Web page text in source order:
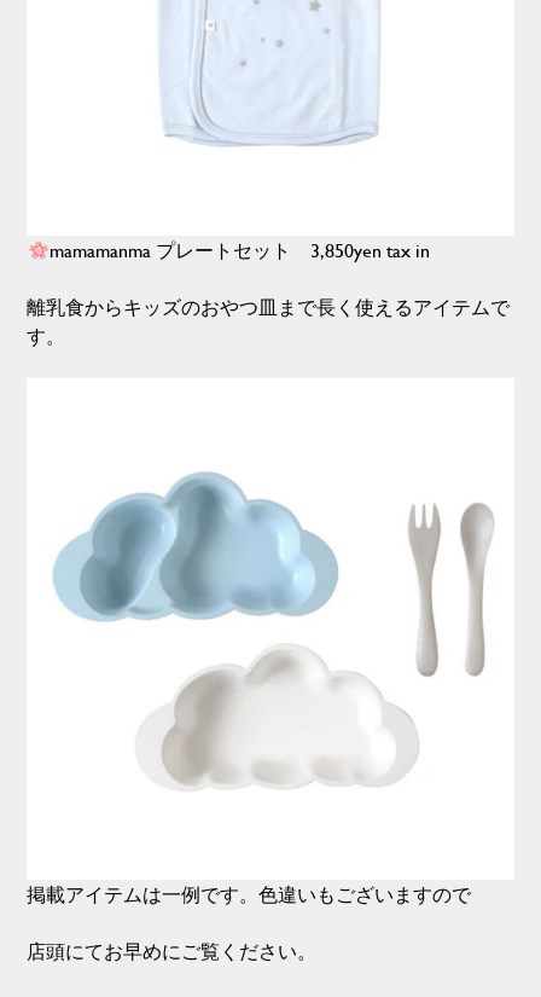
mamamanma プレートセット 3,850yen tax in
離乳食からキッズのおやつ皿まで長く使えるアイテムで
す。
掲載アイテムは一例です。色違いもございますので
店頭にてお早めにご覧ください。